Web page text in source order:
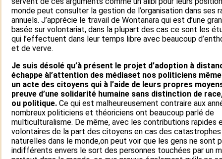
monde peut consulter la gestion de l’organisation dans ses
annuels. J’apprécie le travail de Wontanara qui est d’une
basée sur volontariat, dans la plupart des cas ce sont les
qui l’effectuent dans leur temps libre avec beaucoup
et de verve.
Je suis désolé qu’à présent le projet d’adoption à
échappe àl’attention des médiaset nos politiciens même
un acte des citoyens qui à l’aide de leurs propres
preuve d’une solidarité humaine sans distinction de
ou politique. Ce qui est malheureusement contraire aux
nombreux politiciens et théoriciens ont beaucoup parlé de
multiculturalisme. De même, avec les contributions rapides
volontaires de la part des citoyens en cas des catastrophes
naturelles dans le monde,on peut voir que les gens ne sont
indifférents envers le sort des personnes touchées par un